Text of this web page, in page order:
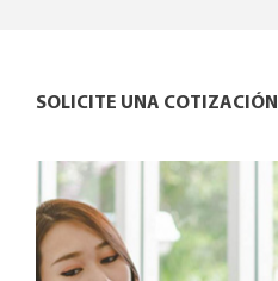
SOLICITE UNA COTIZACIÓN